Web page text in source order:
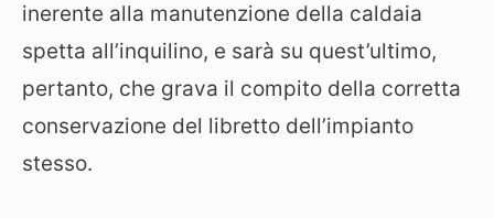
inerente alla manutenzione della caldaia
spetta all’inquilino, e sarà su quest’ultimo,
pertanto, che grava il compito della corretta
conservazione del libretto dell’impianto
stesso.